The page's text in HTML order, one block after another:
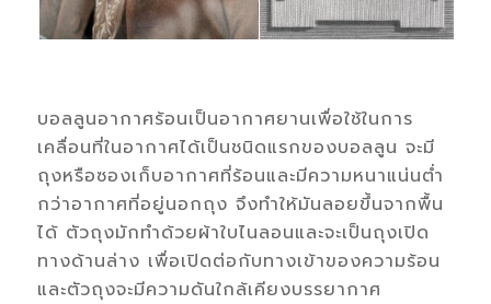
บอลลูนอากาศร้อนเป็นอากาศยานเพื่อใช้ในการ
เคลื่อนที่ในอากาศได้เป็นชนิดแรกของบอลลูน จะมี
ถุงหรือซองเก็บอากาศที่ร้อนและมีความหนาแน่นต่ำ
กว่าอากาศที่อยู่นอกถุง จึงทำให้มันลอยขึ้นจากพื้น
ได้ ตัวถุงมักทำด้วยผ้าใบไนลอนและจะเป็นถุงเปิด
ทางด้านล่าง เพื่อเปิดต่อกับทางเข้าของความร้อน
และตัวถุงจะมีความดันใกล้เคียงบรรยากาศ